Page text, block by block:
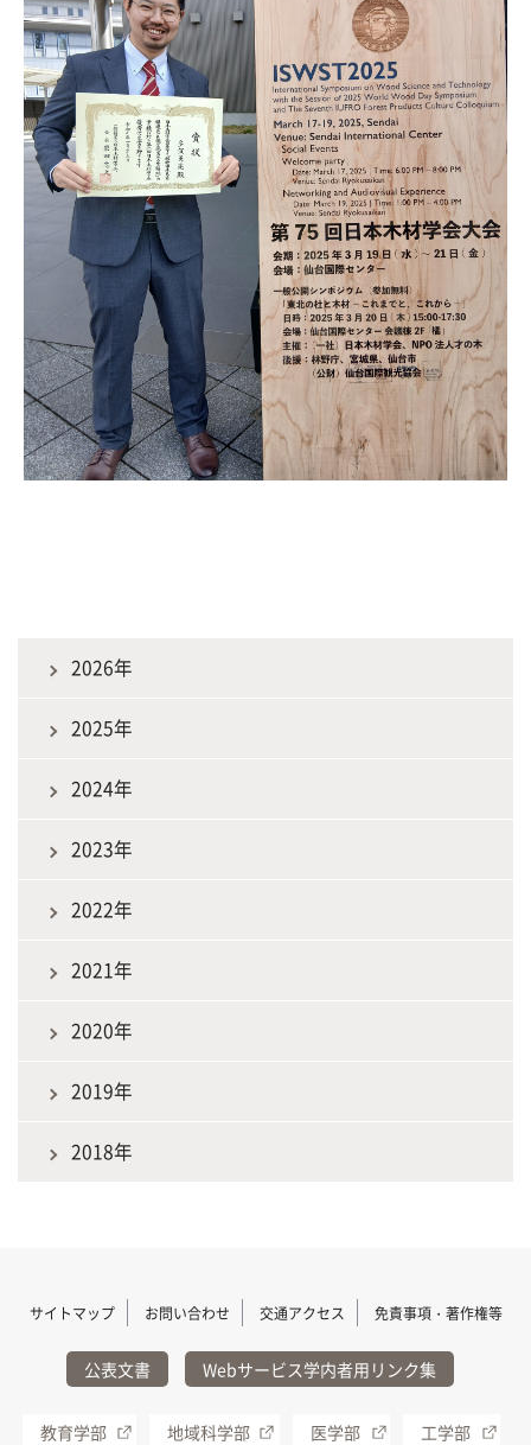
2026年
2025年
2024年
2023年
2022年
2021年
2020年
2019年
2018年
サイトマップ お問い合わせ 交通アクセス 免責事項・著作権等
公表文書 Webサービス学内者用リンク集
教育学部 地域科学部 医学部 工学部